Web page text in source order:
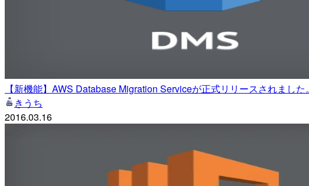
【新機能】AWS Database Migration Serviceが正式リリースされました。
きうち
2016.03.16